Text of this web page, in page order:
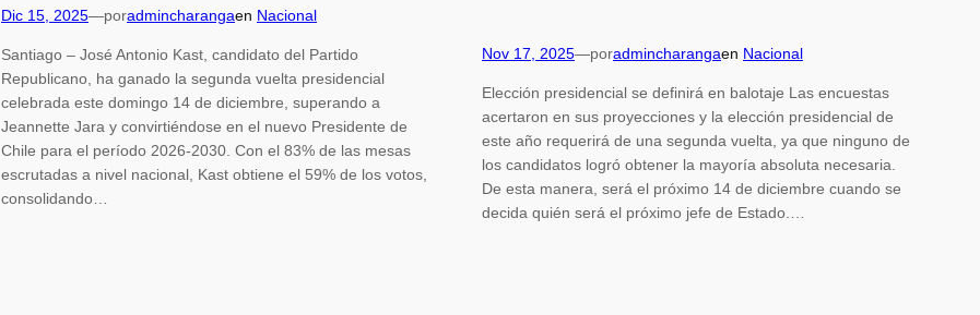
Dic 15, 2025—poradmincharangaen Nacional
Santiago – José Antonio Kast, candidato del Partido
Republicano, ha ganado la segunda vuelta presidencial
celebrada este domingo 14 de diciembre, superando a
Jeannette Jara y convirtiéndose en el nuevo Presidente de
Chile para el período 2026-2030. Con el 83% de las mesas
escrutadas a nivel nacional, Kast obtiene el 59% de los votos,
consolidando…
Nov 17, 2025—poradmincharangaen Nacional
Elección presidencial se definirá en balotaje Las encuestas
acertaron en sus proyecciones y la elección presidencial de
este año requerirá de una segunda vuelta, ya que ninguno de
los candidatos logró obtener la mayoría absoluta necesaria.
De esta manera, será el próximo 14 de diciembre cuando se
decida quién será el próximo jefe de Estado.…